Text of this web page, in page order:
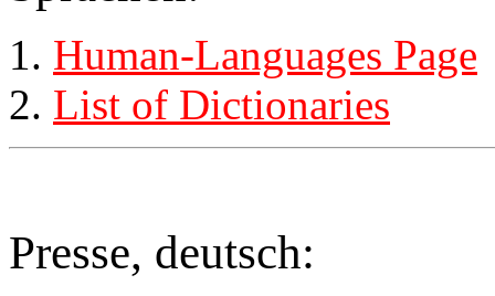
Human-Languages Page
List of Dictionaries
Presse, deutsch: